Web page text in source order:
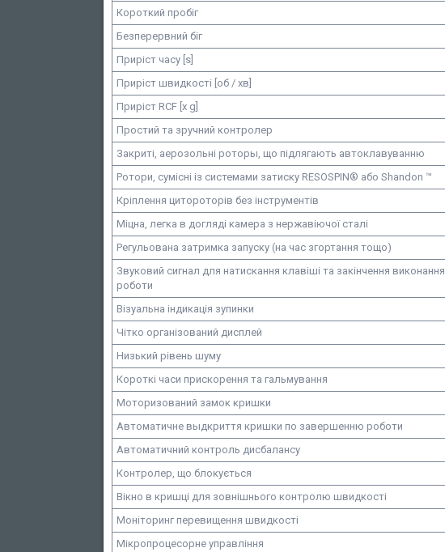
Короткий пробіг
Безперервний біг
Приріст часу [s]
Приріст швидкості [об / хв]
Приріст RCF [x g]
Простий та зручний контролер
Закриті, аерозольні роторы, що підлягають автоклавуванню
Ротори, сумісні із системами затиску RESOSPIN® або Shandon ™
Кріплення цитороторів без інструментів
Міцна, легка в догляді камера з нержавіючої сталі
Регульована затримка запуску (на час згортання тощо)
Звуковий сигнал для натискання клавіші та закінчення виконання
роботи
Візуальна індикація зупинки
Чітко організований дисплей
Низький рівень шуму
Короткі часи прискорення та гальмування
Моторизований замок кришки
Автоматичне выдкриття кришки по завершенню роботи
Автоматичний контроль дисбалансу
Контролер, що блокується
Вікно в кришці для зовнішнього контролю швидкості
Моніторинг перевищення швидкості
Мікропроцесорне управління